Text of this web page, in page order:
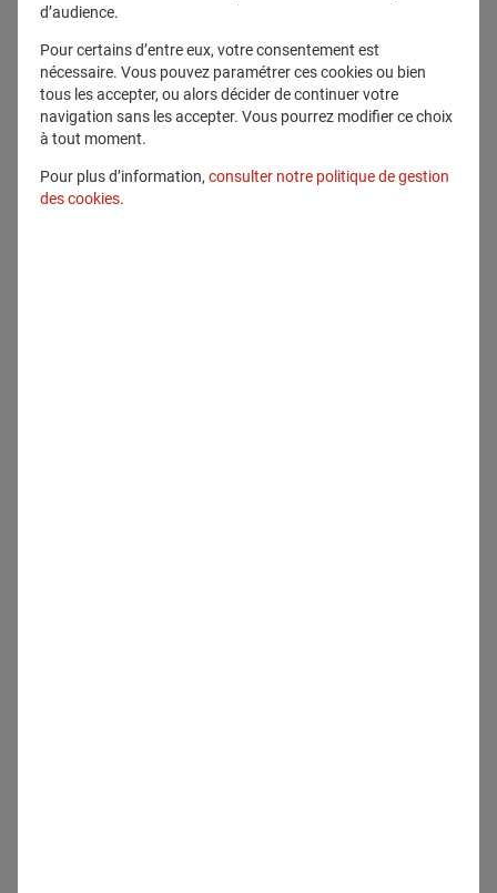
18 décembre 2020
d’audience.
Pour certains d’entre eux, votre consentement est
nécessaire. Vous pouvez paramétrer ces cookies ou bien
tous les accepter, ou alors décider de continuer votre
navigation sans les accepter. Vous pourrez modifier ce choix
à tout moment.
Pour plus d’information, consulter notre politique de gestion
des cookies.